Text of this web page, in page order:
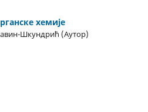
хемије
Шкундрић (Аутор)